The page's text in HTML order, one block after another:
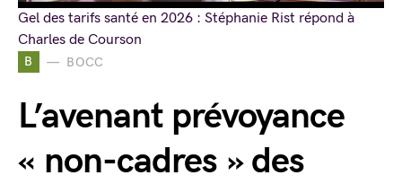
B BOCC
L’avenant prévoyance
« non-cadres » des
Gel des tarifs santé en 2026 : Stéphanie Rist répond à
Charles de Courson